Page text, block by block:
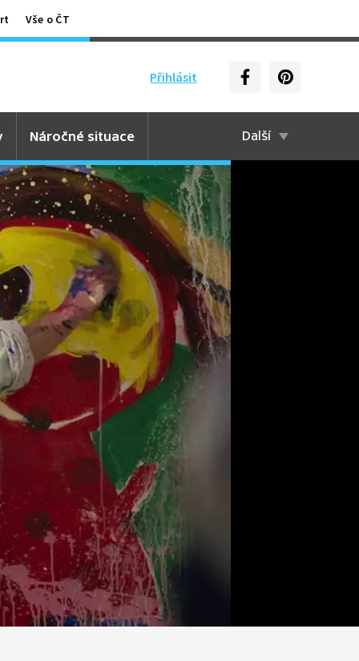
Vše o ČT
Přihlásit
Náročné situace Další